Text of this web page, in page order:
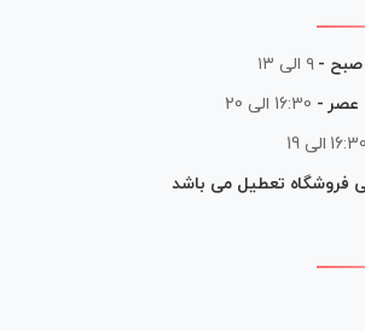
صبح - ۹ الی ۱۳
عصر - 16:30 الی 20
16:30 الی 19
فروشگاه تعطیل می باشد